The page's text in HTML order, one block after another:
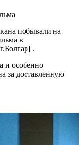
побывали на
в
.
и особенно
за доставленную